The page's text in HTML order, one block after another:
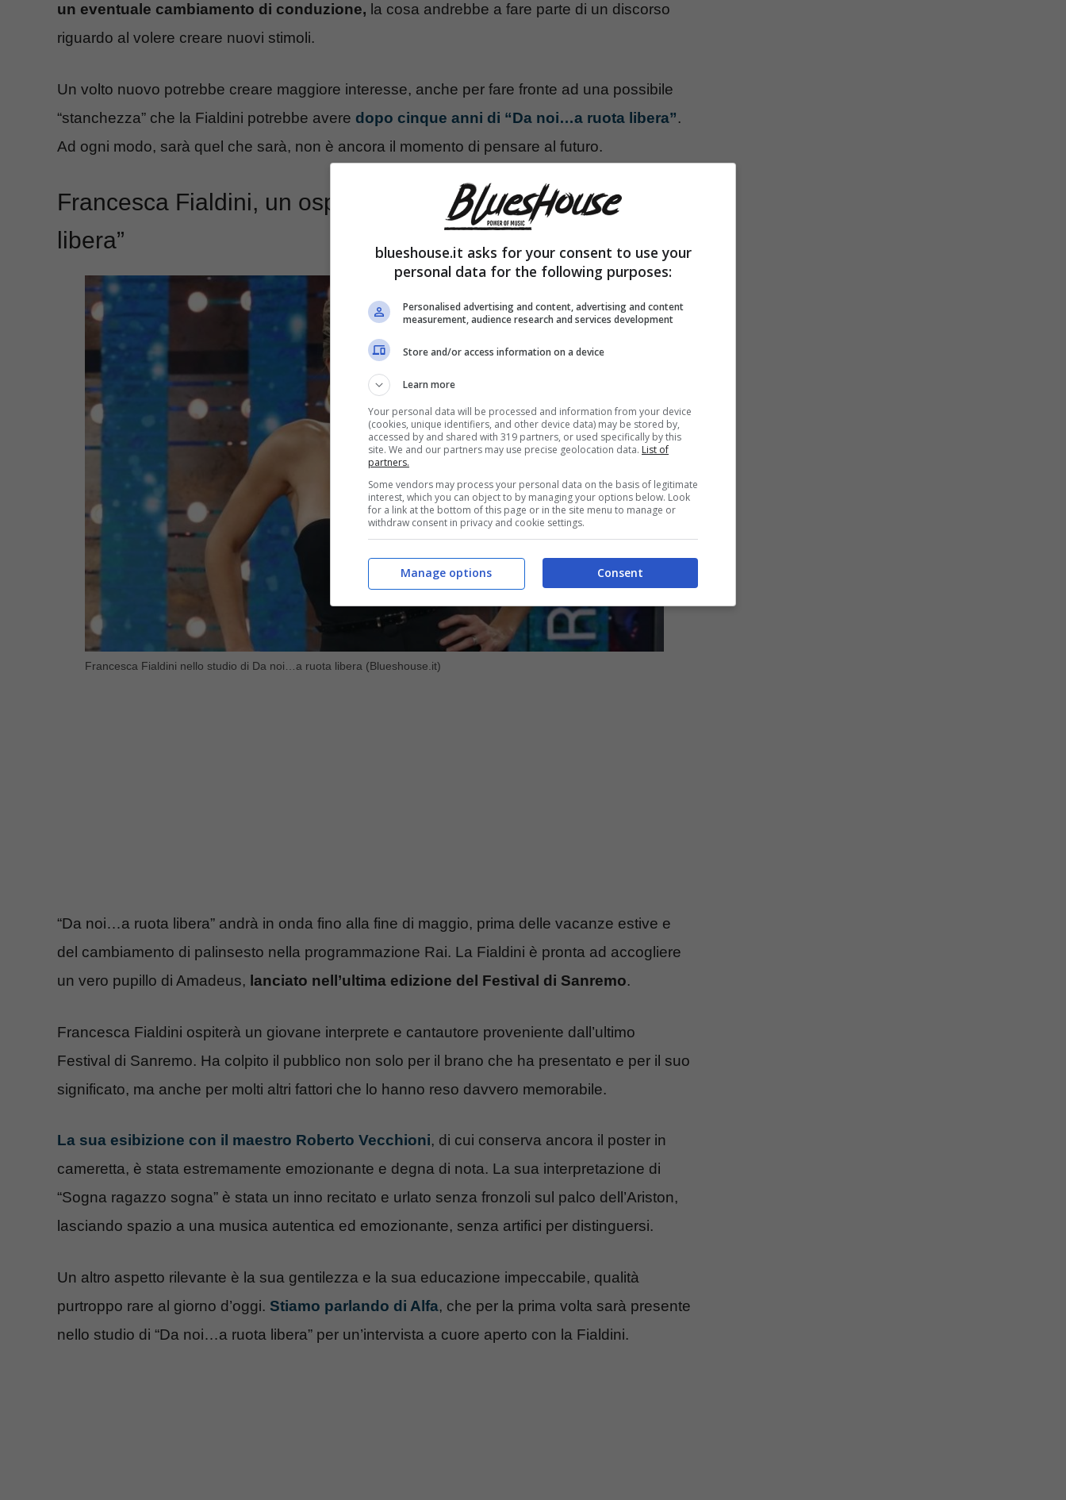
un eventuale cambiamento di conduzione, la cosa andrebbe a fare parte di un discorso
riguardo al volere creare nuovi stimoli.
Un volto nuovo potrebbe creare maggiore interesse, anche per fare fronte ad una possibile
“stanchezza” che la Fialdini potrebbe avere dopo cinque anni di “Da noi…a ruota libera”.
Ad ogni modo, sarà quel che sarà, non è ancora il momento di pensare al futuro.
Francesca Fialdini, un ospite speciale a “Da noi…a ruota
libera”
Francesca Fialdini nello studio di Da noi…a ruota libera (Blueshouse.it)
“Da noi…a ruota libera” andrà in onda fino alla fine di maggio, prima delle vacanze estive e
del cambiamento di palinsesto nella programmazione Rai. La Fialdini è pronta ad accogliere
un vero pupillo di Amadeus, lanciato nell’ultima edizione del Festival di Sanremo.
Francesca Fialdini ospiterà un giovane interprete e cantautore proveniente dall’ultimo
Festival di Sanremo. Ha colpito il pubblico non solo per il brano che ha presentato e per il suo
significato, ma anche per molti altri fattori che lo hanno reso davvero memorabile.
La sua esibizione con il maestro Roberto Vecchioni, di cui conserva ancora il poster in
cameretta, è stata estremamente emozionante e degna di nota. La sua interpretazione di
“Sogna ragazzo sogna” è stata un inno recitato e urlato senza fronzoli sul palco dell’Ariston,
lasciando spazio a una musica autentica ed emozionante, senza artifici per distinguersi.
Un altro aspetto rilevante è la sua gentilezza e la sua educazione impeccabile, qualità
purtroppo rare al giorno d’oggi. Stiamo parlando di Alfa, che per la prima volta sarà presente
nello studio di “Da noi…a ruota libera” per un’intervista a cuore aperto con la Fialdini.
blueshouse.it asks for your consent to use your
personal data for the following purposes:
Personalised advertising and content, advertising and content
measurement, audience research and services development
Store and/or access information on a device
Learn more
Your personal data will be processed and information from your device
(cookies, unique identifiers, and other device data) may be stored by,
accessed by and shared with 319 partners, or used specifically by this
site. We and our partners may use precise geolocation data. List of
partners.
Some vendors may process your personal data on the basis of legitimate
interest, which you can object to by managing your options below. Look
for a link at the bottom of this page or in the site menu to manage or
withdraw consent in privacy and cookie settings.
Consent
Manage options